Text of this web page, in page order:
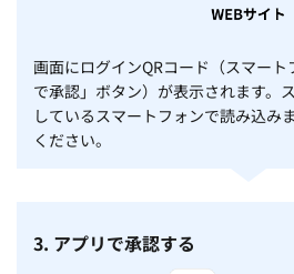
画面にログインQRコード（スマート
で承認」ボタン）が表示されます。
しているスマートフォンで読み込み
ください。
3. アプリで承認する